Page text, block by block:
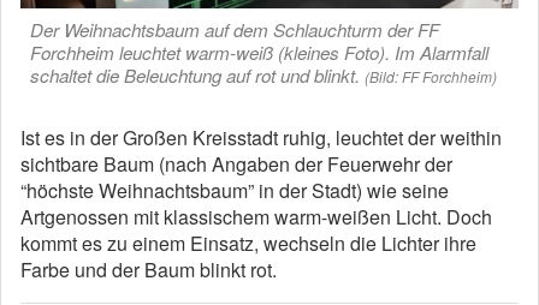
Der Weihnachtsbaum auf dem Schlauchturm der FF
Forchheim leuchtet warm-weiß (kleines Foto). Im Alarmfall
schaltet die Beleuchtung auf rot und blinkt. (Bild: FF Forchheim)
Ist es in der Großen Kreisstadt ruhig, leuchtet der weithin
sichtbare Baum (nach Angaben der Feuerwehr der
“höchste Weihnachtsbaum” in der Stadt) wie seine
Artgenossen mit klassischem warm-weißen Licht. Doch
kommt es zu einem Einsatz, wechseln die Lichter ihre
Farbe und der Baum blinkt rot.